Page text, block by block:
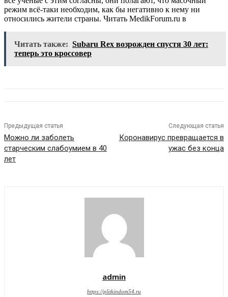
режим всё-таки необходим, как бы негативно к нему ни
относились жители страны. Читать MedikForum.ru в
Читать также: Subaru Rex возрожден спустя 30 лет:
теперь это кроссовер
Предыдущая статья
Можно ли заболеть
старческим слабоумием в 40
лет
Следующая статья
Коронавирус превращается в
ужас без конца
admin
https://plitkindom54.ru